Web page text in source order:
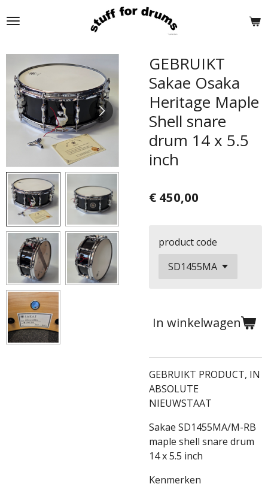
direct
de
hoofdinhoud
GEBRUIKT
Sakae Osaka
Heritage Maple
Shell snare
drum 14 x 5.5
inch
€ 450,00
product code
In winkelwagen
GEBRUIKT PRODUCT, IN
ABSOLUTE
NIEUWSTAAT
Sakae SD1455MA/M-RB
maple shell snare drum
14 x 5.5 inch
Kenmerken